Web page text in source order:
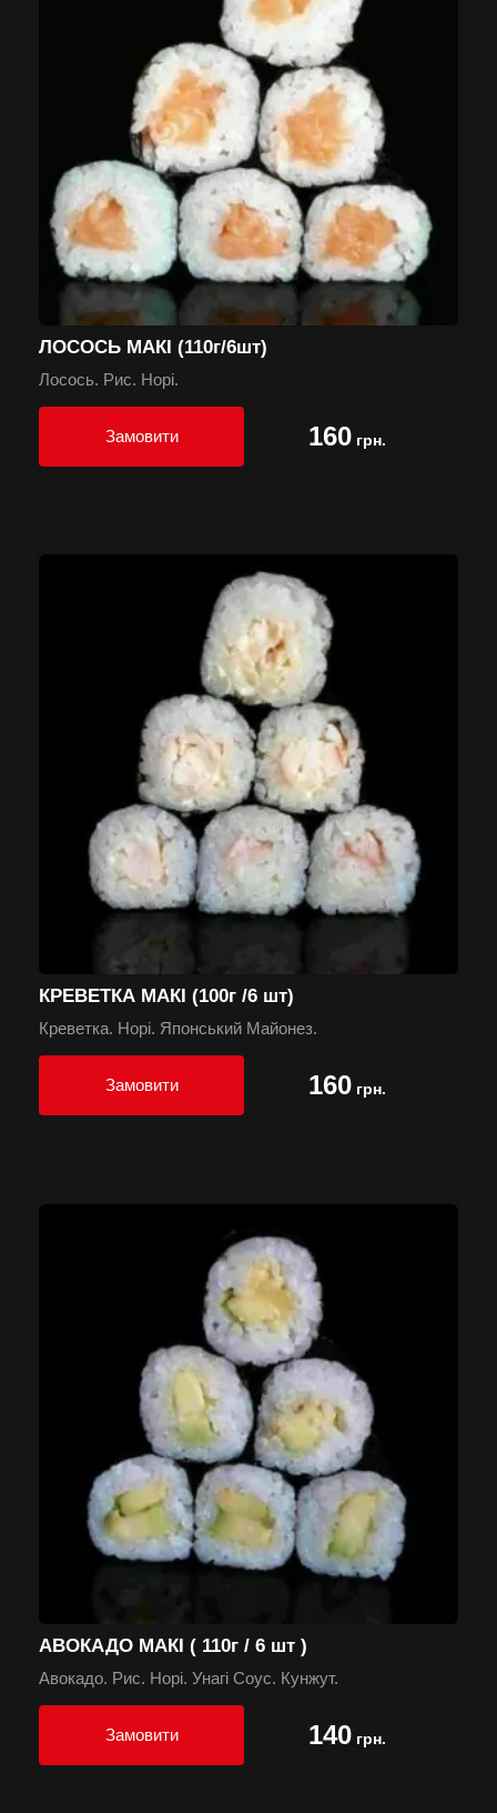
ЛОСОСЬ МАКІ (110г/6шт)
Лосось. Рис. Норі.
Замовити 160грн.
КРЕВЕТКА МАКІ (100г /6 шт)
Креветка. Норі. Японський Майонез.
Замовити 160грн.
АВОКАДО МАКІ ( 110г / 6 шт )
Авокадо. Рис. Норі. Унагі Соус. Кунжут.
Замовити 140грн.